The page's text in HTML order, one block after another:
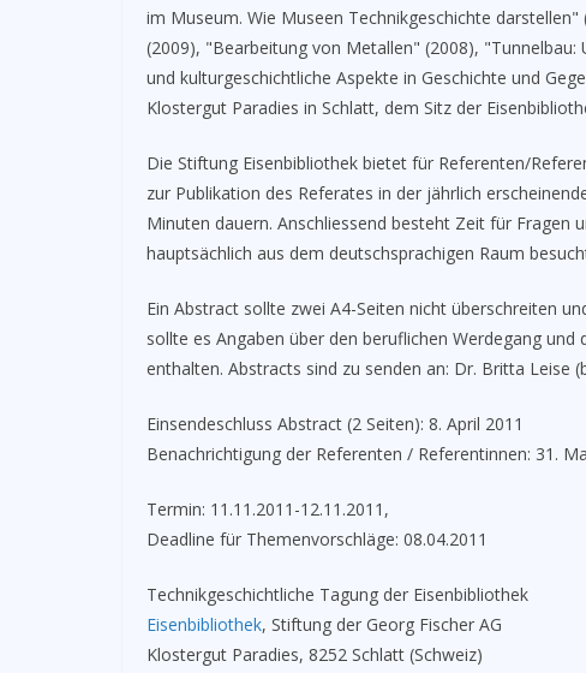
im Museum. Wie Museen Technikgeschichte
(2009), "Bearbeitung von Metallen" (2008),
und kulturgeschichtliche Aspekte in Geschichte und
Klostergut Paradies in Schlatt, dem Sitz der
Die Stiftung Eisenbibliothek bietet für Referenten/
zur Publikation des Referates in der jährlich
Minuten dauern. Anschliessend besteht Zeit für Fragen
hauptsächlich aus dem deutschsprachigen Raum
Ein Abstract sollte zwei A4-Seiten nicht überschreiten
sollte es Angaben über den beruflichen Werdegang
enthalten. Abstracts sind zu senden an: Dr. Britta Leise
Einsendeschluss Abstract (2 Seiten): 8. April 2011
Benachrichtigung der Referenten / Referentinnen: 31.
Termin: 11.11.2011-12.11.2011,
Deadline für Themenvorschläge: 08.04.2011
Technikgeschichtliche Tagung der Eisenbibliothek
Eisenbibliothek, Stiftung der Georg Fischer AG
Klostergut Paradies, 8252 Schlatt (Schweiz)